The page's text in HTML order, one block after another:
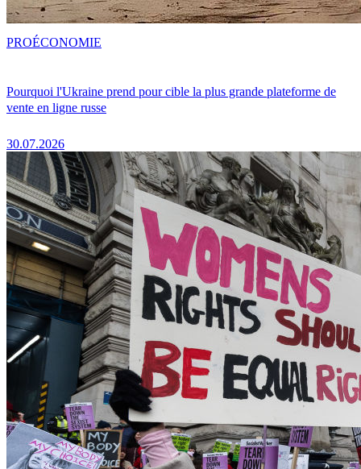
Pourquoi l'Ukraine prend pour cible la plus grande plateforme de
vente en ligne russe
30.07.2026
PROÉCONOMIE